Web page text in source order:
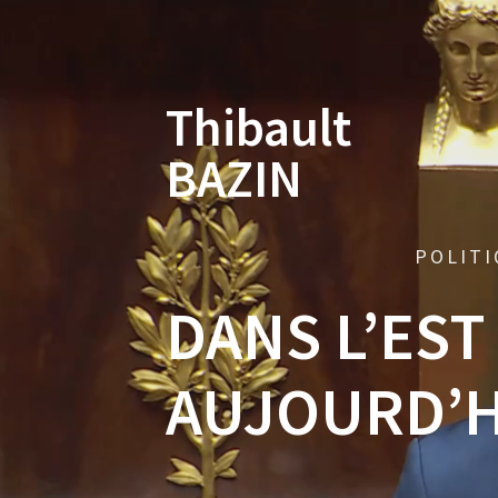
Thibault
BAZIN
DANS